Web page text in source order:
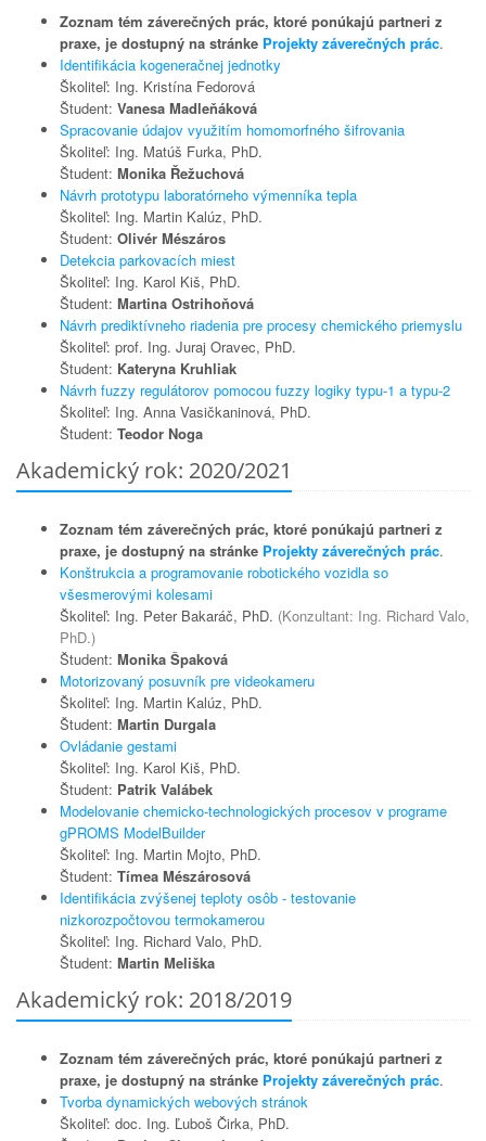
Zoznam tém záverečných prác, ktoré ponúkajú partneri z
praxe, je dostupný na stránke Projekty záverečných prác.
Identifikácia kogeneračnej jednotky
Školiteľ: Ing. Kristína Fedorová
Študent: Vanesa Madleňáková
Spracovanie údajov využitím homomorfného šifrovania
Školiteľ: Ing. Matúš Furka, PhD.
Študent: Monika Řežuchová
Návrh prototypu laboratórneho výmenníka tepla
Školiteľ: Ing. Martin Kalúz, PhD.
Študent: Olivér Mészáros
Detekcia parkovacích miest
Školiteľ: Ing. Karol Kiš, PhD.
Študent: Martina Ostrihoňová
Návrh prediktívneho riadenia pre procesy chemického priemyslu
Školiteľ: prof. Ing. Juraj Oravec, PhD.
Študent: Kateryna Kruhliak
Návrh fuzzy regulátorov pomocou fuzzy logiky typu-1 a typu-2
Školiteľ: Ing. Anna Vasičkaninová, PhD.
Študent: Teodor Noga
Akademický rok: 2020/2021
Zoznam tém záverečných prác, ktoré ponúkajú partneri z
praxe, je dostupný na stránke Projekty záverečných prác.
Konštrukcia a programovanie robotického vozidla so
všesmerovými kolesami
Školiteľ: Ing. Peter Bakaráč, PhD. (Konzultant: Ing. Richard Valo,
PhD.)
Študent: Monika Špaková
Motorizovaný posuvník pre videokameru
Školiteľ: Ing. Martin Kalúz, PhD.
Študent: Martin Durgala
Ovládanie gestami
Školiteľ: Ing. Karol Kiš, PhD.
Študent: Patrik Valábek
Modelovanie chemicko-technologických procesov v programe
gPROMS ModelBuilder
Školiteľ: Ing. Martin Mojto, PhD.
Študent: Tímea Mészárosová
Identifikácia zvýšenej teploty osôb - testovanie
nizkorozpočtovou termokamerou
Školiteľ: Ing. Richard Valo, PhD.
Študent: Martin Meliška
Akademický rok: 2018/2019
Zoznam tém záverečných prác, ktoré ponúkajú partneri z
praxe, je dostupný na stránke Projekty záverečných prác.
Tvorba dynamických webových stránok
Školiteľ: doc. Ing. Ľuboš Čirka, PhD.